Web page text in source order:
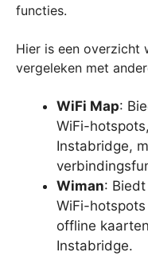
functies.
Hier is een overzicht
vergeleken met
WiFi Map:
WiFi-
Instabridge,
Wiman:
WiFi-
offline
Instabridge.